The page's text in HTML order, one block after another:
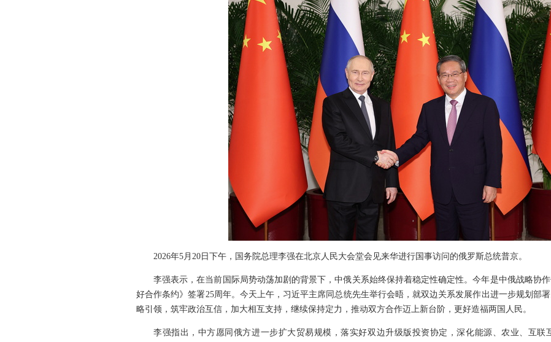
2026年5月20日下午，国务院总理李强在北京人民大会堂会见来华进行国事访问的俄罗斯总统普京。
李强表示，在当前国际局势动荡加剧的背景下，中俄关系始终保持着稳定性确定性。今年是中俄战略协
好合作条约》签署25周年。今天上午，习近平主席同总统先生举行会晤，就双边关系发展作出进一步规划部
略引领，筑牢政治互信，加大相互支持，继续保持定力，推动双方合作迈上新台阶，更好造福两国人民。
李强指出，中方愿同俄方进一步扩大贸易规模，落实好双边升级版投资协定，深化能源、农业、互联